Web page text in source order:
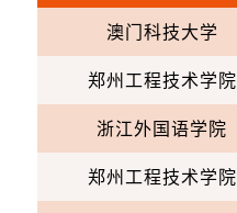
澳门科技大学
郑州工程技术学院
浙江外国语学院
郑州工程技术学院